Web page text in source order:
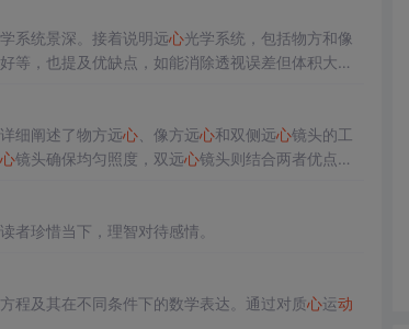
系统景深。接着说明远心光学系统，包括物方和像
等，也提及优缺点，如能消除透视误差但体积大、
细阐述了物方远心、像方远心和双侧远心镜头的工
心镜头确保均匀照度，双远心镜头则结合两者优点，
者珍惜当下，理智对待感情。
方程及其在不同条件下的数学表达。通过对质心运动